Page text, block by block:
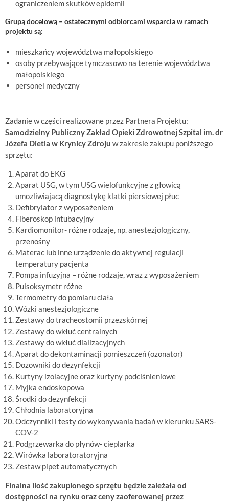
ograniczeniem skutków epidemii
Grupą docelową – ostatecznymi odbiorcami wsparcia w ramach
projektu są:
mieszkańcy województwa małopolskiego
osoby przebywające tymczasowo na terenie województwa
małopolskiego
personel medyczny
Zadanie w części realizowane przez Partnera Projektu:
Samodzielny Publiczny Zakład Opieki Zdrowotnej Szpital im. dr
Józefa Dietla w Krynicy Zdroju w zakresie zakupu poniższego
sprzętu:
Aparat do EKG
Aparat USG, w tym USG wielofunkcyjne z głowicą
umozliwiajacą diagnostykę klatki piersiowej płuc
Defibrylator z wyposażeniem
Fiberoskop intubacyjny
Kardiomonitor- różne rodzaje, np. anestezjologiczny,
przenośny
Materac lub inne urządzenie do aktywnej regulacji
temperatury pacjenta
Pompa infuzyjna – różne rodzaje, wraz z wyposażeniem
Pulsoksymetr różne
Termometry do pomiaru ciała
Wózki anestezjologiczne
Zestawy do tracheostomii przezskórnej
Zestawy do wkłuć centralnych
Zestawy do wkłuć dializacyjnych
Aparat do dekontaminacji pomieszczeń (ozonator)
Dozowniki do dezynfekcji
Kurtyny izolacyjne oraz kurtyny podciśnieniowe
Myjka endoskopowa
Środki do dezynfekcji
Chłodnia laboratoryjna
Odczynniki i testy do wykonywania badań w kierunku SARS-
COV-2
Podgrzewarka do płynów- cieplarka
Wirówka laboratoratoryjna
Zestaw pipet automatycznych
Finalna ilość zakupionego sprzętu będzie zależała od
dostępności na rynku oraz ceny zaoferowanej przez